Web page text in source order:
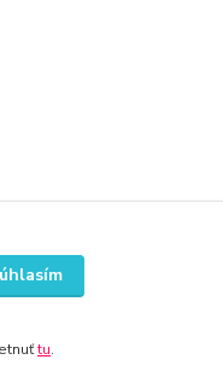
tu.